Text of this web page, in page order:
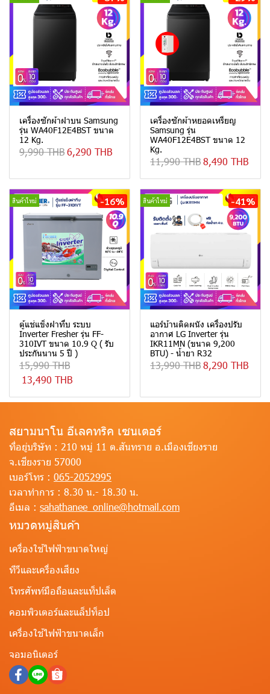
เครื่องซักผ้าฝาบน Samsung
รุ่น WA40F12E4BST ขนาด
12 Kg.
9,990 THB6,290 THB
เครื่องซักผ้าหยอดเหรียญ
Samsung รุ่น
WA40F12E4BST ขนาด 12
Kg.
11,990 THB8,490 THB
สินค้าใหม่ -16%
ตู้แช่แข็งฝาทึบ ระบบ
Inverter Fresher รุ่น FF-
310IVT ขนาด 10.9 Q ( รับ
ประกันนาน 5 ปี )
15,990 THB
13,490 THB
สินค้าใหม่ -41%
แอร์บ้านติดผนัง เครื่องปรับ
อากาศ LG Inverter รุ่น
IKR11MN (ขนาด 9,200
BTU) - น้ำยา R32
13,990 THB8,290 THB
สยามนาโน อีเลคทริค เซนเตอร์
ที่อยู่บริษัท : 210 หมู่ 11 ต.สันทราย อ.เมืองเชียงราย
จ.เชียงราย 57000
เบอร์โทร : 065-2052995
เวลาทำการ : 8.30 น.- 18.30 น.
อีเมล : sahathanee_online@hotmail.com
หมวดหมู่สินค้า
เครื่องใช้ไฟฟ้าขนาดใหญ่
ทีวีและเครื่องเสียง
โทรศัพท์มือถือและแท็ปเล็ต
คอมพิวเตอร์และแล็ปท็อป
เครื่องใช้ไฟฟ้าขนาดเล็ก
จอมอนิเตอร์